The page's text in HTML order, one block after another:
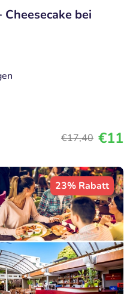
bei
€17,40 €11
23% Rabatt